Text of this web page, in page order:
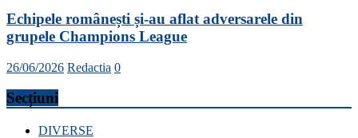
Echipele românești și-au aflat adversarele din
grupele Champions League
26/06/2026 Redactia 0
Secțiuni
DIVERSE